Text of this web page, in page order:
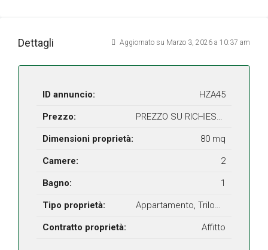
Dettagli Aggiornato su Marzo 3, 2026 a 10:37 am
ID annuncio: HZA45
Prezzo: PREZZO SU RICHIESTA
Dimensioni proprietà: 80 mq
Camere: 2
Bagno: 1
Tipo proprietà: Appartamento, Trilocale
Contratto proprietà: Affitto